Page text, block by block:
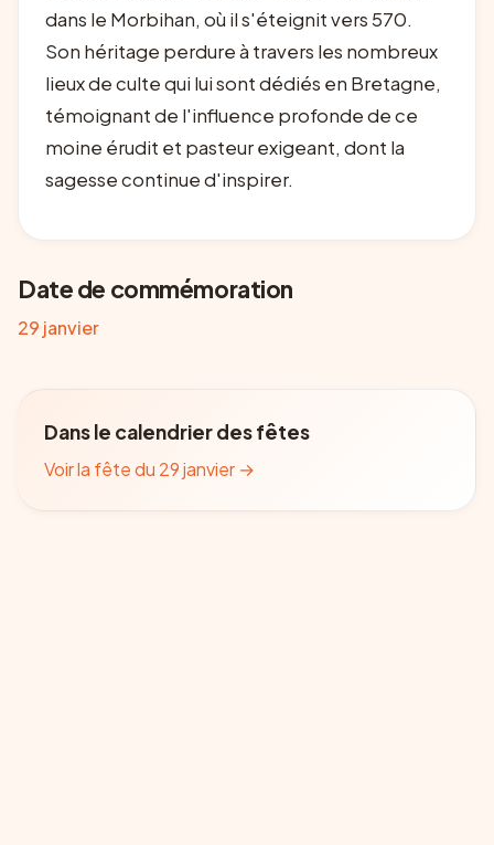
dans le Morbihan, où il s'éteignit vers 570.
Son héritage perdure à travers les nombreux
lieux de culte qui lui sont dédiés en Bretagne,
témoignant de l'influence profonde de ce
moine érudit et pasteur exigeant, dont la
sagesse continue d'inspirer.
Date de commémoration
29 janvier
Dans le calendrier des fêtes
Voir la fête du 29 janvier →